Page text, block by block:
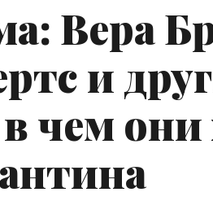
Вера
и
чем они